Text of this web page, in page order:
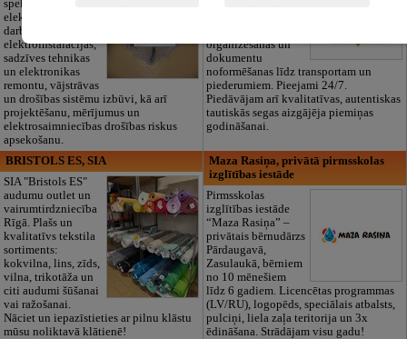
spektra
elektromontāžas
darbus,
elektroinstalācijas,
sadzīves tehnikas
un elektronikas
remontu, vājstrāvas
un drošības sistēmu izbūvi, kā arī
projektēšanu, mērījumus un
elektrosaimniecības drošības riskus
apsekošanu.
organizēšanas un
dokumentu
noformēšanas līdz transportam un
piederumiem. Pieejami 24/7.
Piedāvājam arī kvalitatīvas, autentiskas
tautiskās segas aizgājēja piemiņas
godināšanai.
BRISTOLS ES, SIA
SIA "Bristols ES"
audumu outlet un
vairumtirdzniecība
Rīgā. Plašs un
kvalitatīvs tekstila
sortiments:
kokvilna, lins, zīds,
vilna, trikotāža un
citi audumi šūšanai
vai ražošanai.
Nāciet un iepazīstieties ar pilnu klāstu
mūsu noliktavā klātienē!
Maza Rasiņa, privātā pirmsskolas
izglītības iestāde
Pirmsskolas
izglītības iestāde
“Maza Rasiņa” –
privātais bērnudārzs
Pārdaugavā,
Zasulaukā, bērniem
no 10 mēnešiem
līdz 6 gadiem. Licencētas programmas
(LV/RU), logopēds, speciālais atbalsts,
pulciņi, liela zaļa teritorija un 3x
ēdināšana. Strādājam visu gadu!